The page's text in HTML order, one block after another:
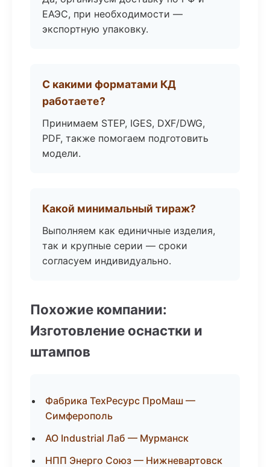
ЕАЭС, при необходимости —
экспортную упаковку.
С какими форматами КД
работаете?
Принимаем STEP, IGES, DXF/DWG,
PDF, также помогаем подготовить
модели.
Какой минимальный тираж?
Выполняем как единичные изделия,
так и крупные серии — сроки
согласуем индивидуально.
Похожие компании:
Изготовление оснастки и
штампов
Фабрика ТехРесурс ПроМаш —
Симферополь
АО Industrial Лаб — Мурманск
НПП Энерго Союз — Нижневартовск